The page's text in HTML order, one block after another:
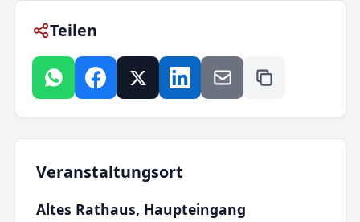
Teilen
Veranstaltungsort
Altes Rathaus, Haupteingang